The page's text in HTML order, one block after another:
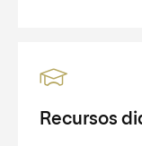
Recursos